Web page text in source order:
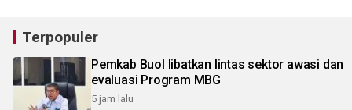
Terpopuler
Pemkab Buol libatkan lintas sektor awasi dan
evaluasi Program MBG
5 jam lalu